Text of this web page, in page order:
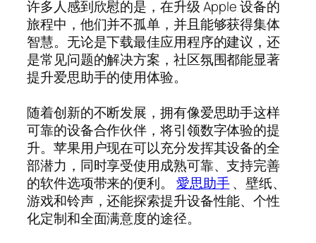
许多人感到欣慰的是，在升级 Apple 设备的
旅程中，他们并不孤单，并且能够获得集体
智慧。无论是下载最佳应用程序的建议，还
是常见问题的解决方案，社区氛围都能显著
提升爱思助手的使用体验。
随着创新的不断发展，拥有像爱思助手这样
可靠的设备合作伙伴，将引领数字体验的提
升。苹果用户现在可以充分发挥其设备的全
部潜力，同时享受使用成熟可靠、支持完善
的软件选项带来的便利。 愛思助手、壁纸、
游戏和铃声，还能探索提升设备性能、个性
化定制和全面满意度的途径。